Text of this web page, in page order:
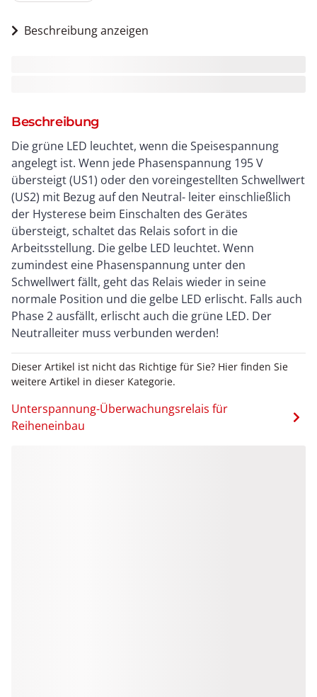
Beschreibung anzeigen
Beschreibung
Die grüne LED leuchtet, wenn die Speisespannung
angelegt ist. Wenn jede Phasenspannung 195 V
übersteigt (US1) oder den voreingestellten Schwellwert
(US2) mit Bezug auf den Neutral- leiter einschließlich
der Hysterese beim Einschalten des Gerätes
übersteigt, schaltet das Relais sofort in die
Arbeitsstellung. Die gelbe LED leuchtet. Wenn
zumindest eine Phasenspannung unter den
Schwellwert fällt, geht das Relais wieder in seine
normale Position und die gelbe LED erlischt. Falls auch
Phase 2 ausfällt, erlischt auch die grüne LED. Der
Neutralleiter muss verbunden werden!
Dieser Artikel ist nicht das Richtige für Sie? Hier finden Sie
weitere Artikel in dieser Kategorie.
Unterspannung-Überwachungsrelais für
Reiheneinbau